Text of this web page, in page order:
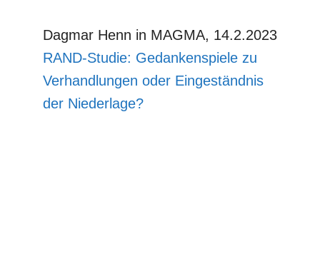
Dagmar Henn in MAGMA, 14.2.2023
RAND-Studie: Gedankenspiele zu
Verhandlungen oder Eingeständnis
der Niederlage?